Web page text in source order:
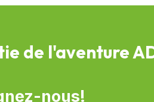
de l'aventure
nous!